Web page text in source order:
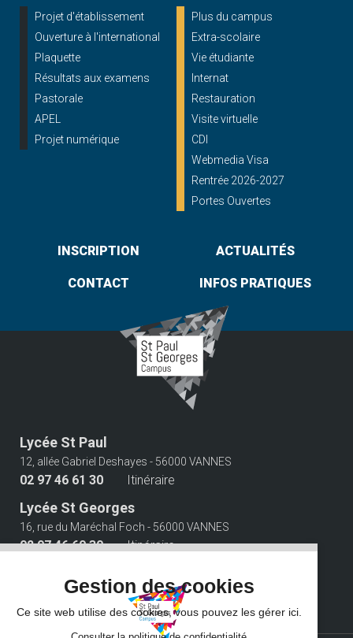
Projet d'établissement
Ouverture à l'international
Plaquette
Résultats aux examens
Pastorale
APEL
Projet numérique
Plus du campus
Extra-scolaire
Vie étudiante
Internat
Restauration
Visite virtuelle
CDI
Webmedia Visa
Rentrée 2026-2027
Portes Ouvertes
INSCRIPTION ACTUALITÉS
CONTACT INFOS PRATIQUES
Lycée St Paul
12, allée Gabriel Deshayes - 56000 VANNES
02 97 46 61 30 Itinéraire
Lycée St Georges
16, rue du Maréchal Foch - 56000 VANNES
02 97 46 60 30 Itinéraire
Gestion des cookies
Ce site web utilise des cookies, vous pouvez les gérer ici.